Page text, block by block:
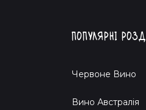
Популярні
Червоне Вино
Вино Австралія